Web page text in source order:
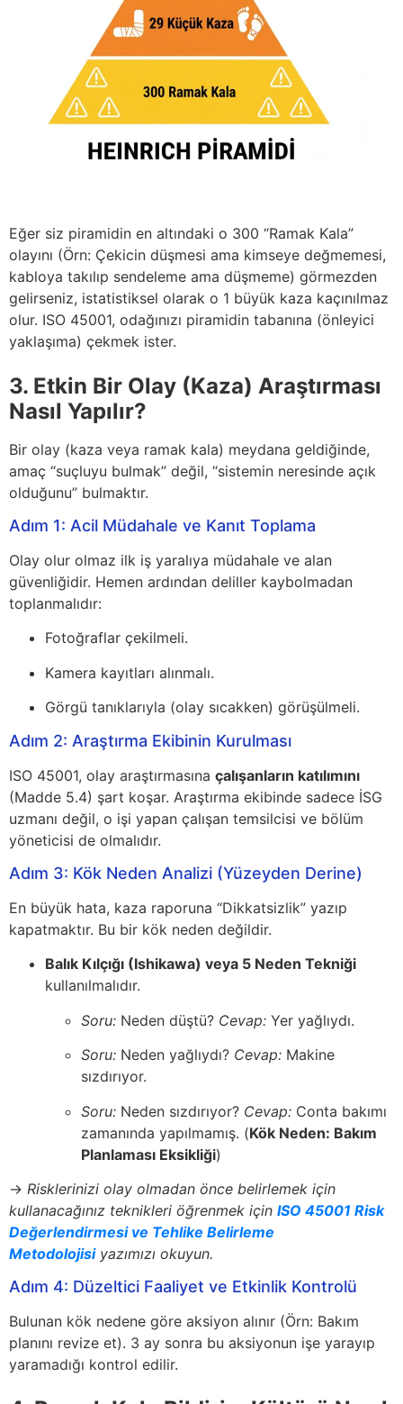
Eğer siz piramidin en altındaki o 300 “Ramak Kala”
olayını (Örn: Çekicin düşmesi ama kimseye değmemesi,
kabloya takılıp sendeleme ama düşmeme) görmezden
gelirseniz, istatistiksel olarak o 1 büyük kaza kaçınılmaz
olur. ISO 45001, odağınızı piramidin tabanına (önleyici
yaklaşıma) çekmek ister.
3. Etkin Bir Olay (Kaza) Araştırması
Nasıl Yapılır?
Bir olay (kaza veya ramak kala) meydana geldiğinde,
amaç “suçluyu bulmak” değil, “sistemin neresinde açık
olduğunu” bulmaktır.
Adım 1: Acil Müdahale ve Kanıt Toplama
Olay olur olmaz ilk iş yaralıya müdahale ve alan
güvenliğidir. Hemen ardından deliller kaybolmadan
toplanmalıdır:
Fotoğraflar çekilmeli.
Kamera kayıtları alınmalı.
Görgü tanıklarıyla (olay sıcakken) görüşülmeli.
Adım 2: Araştırma Ekibinin Kurulması
ISO 45001, olay araştırmasına çalışanların katılımını
(Madde 5.4) şart koşar. Araştırma ekibinde sadece İSG
uzmanı değil, o işi yapan çalışan temsilcisi ve bölüm
yöneticisi de olmalıdır.
Adım 3: Kök Neden Analizi (Yüzeyden Derine)
En büyük hata, kaza raporuna “Dikkatsizlik” yazıp
kapatmaktır. Bu bir kök neden değildir.
Balık Kılçığı (Ishikawa) veya 5 Neden Tekniği
kullanılmalıdır.
Soru: Neden düştü? Cevap: Yer yağlıydı.
Soru: Neden yağlıydı? Cevap: Makine
sızdırıyor.
Soru: Neden sızdırıyor? Cevap: Conta bakımı
zamanında yapılmamış. (Kök Neden: Bakım
Planlaması Eksikliği)
→ Risklerinizi olay olmadan önce belirlemek için
kullanacağınız teknikleri öğrenmek için ISO 45001 Risk
Değerlendirmesi ve Tehlike Belirleme
Metodolojisiyazımızı okuyun.
Adım 4: Düzeltici Faaliyet ve Etkinlik Kontrolü
Bulunan kök nedene göre aksiyon alınır (Örn: Bakım
planını revize et). 3 ay sonra bu aksiyonun işe yarayıp
yaramadığı kontrol edilir.